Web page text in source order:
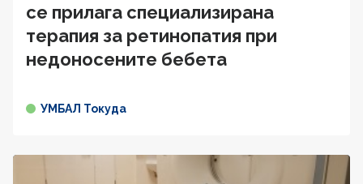
се прилага специализирана
терапия за ретинопатия при
недоносените бебета
УМБАЛ Токуда